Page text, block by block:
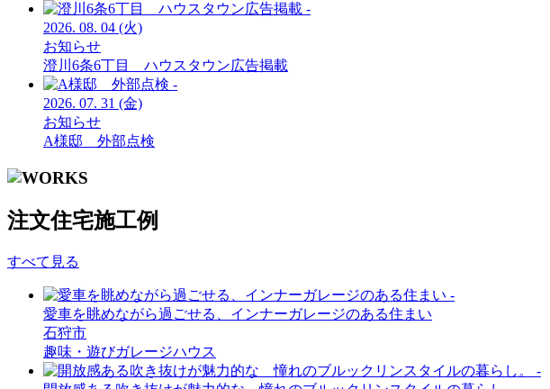
2026. 08. 04 (火)
お知らせ
澄川6条6丁目 ハウスタウン広告掲載
2026. 07. 31 (金)
お知らせ
A様邸 外部点検
注文住宅施工例
すべて見る
愛車を眺めながら過ごせる、 インナーガレージのある住まい
石狩市
趣味・遊びガレージハウス